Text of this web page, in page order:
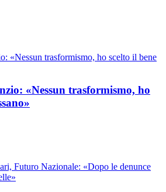
«Nessun trasformismo, ho